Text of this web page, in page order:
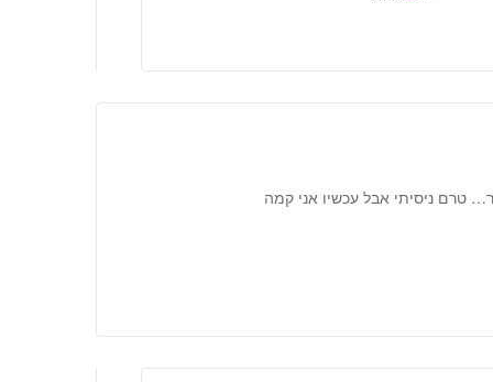
טרם ניסיתי אבל עכשיו אני קמה